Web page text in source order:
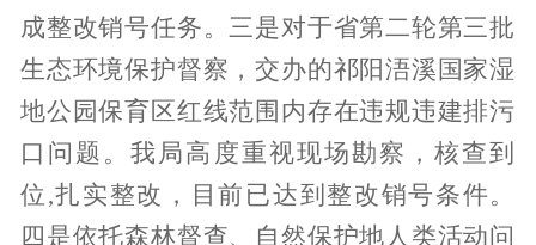
成整改销号任务。 三是对于省第二轮第三批
生态环境保护督察，交办的祁阳浯溪国家湿
地公园保育区红线范围内存在违规违建排污
口问题。我局高度重视现场勘察，核查到
位 ,扎实整改， 目前已达到整改销号条件。
四是依托森林督查、自然保护地人类活动问